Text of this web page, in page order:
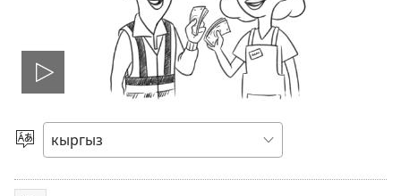
Видеону
ойнотуу
Тилди
тандаңыз